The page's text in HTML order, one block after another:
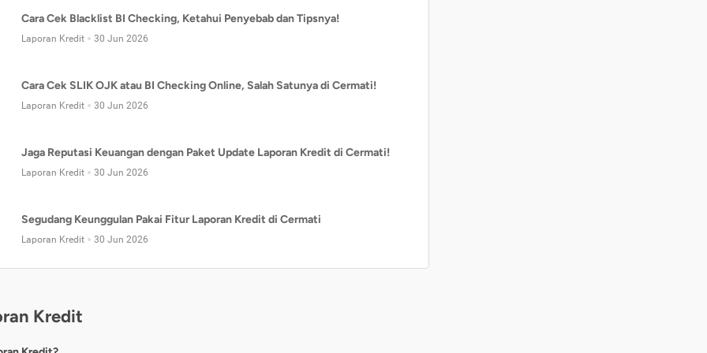
Cara Cek Blacklist BI Checking, Ketahui Penyebab dan Tipsnya!
Laporan Kredit 30 Jun 2026
Cara Cek SLIK OJK atau BI Checking Online, Salah Satunya di Cermati!
Laporan Kredit 30 Jun 2026
Jaga Reputasi Keuangan dengan Paket Update Laporan Kredit di Cermati!
Laporan Kredit 30 Jun 2026
Segudang Keunggulan Pakai Fitur Laporan Kredit di Cermati
Laporan Kredit 30 Jun 2026
Kredit